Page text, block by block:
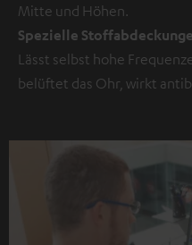
Mitte und Höhen.
Spezielle
Lässt selbst hohe
belüftet das Ohr, wirkt